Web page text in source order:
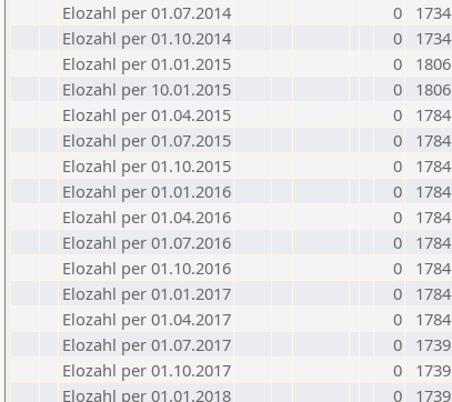
Elozahl per 01.07.2014
0
1734
Elozahl per 01.10.2014
0
1734
Elozahl per 01.01.2015
0
1806
Elozahl per 10.01.2015
0
1806
Elozahl per 01.04.2015
0
1784
Elozahl per 01.07.2015
0
1784
Elozahl per 01.10.2015
0
1784
Elozahl per 01.01.2016
0
1784
Elozahl per 01.04.2016
0
1784
Elozahl per 01.07.2016
0
1784
Elozahl per 01.10.2016
0
1784
Elozahl per 01.01.2017
0
1784
Elozahl per 01.04.2017
0
1784
Elozahl per 01.07.2017
0
1739
Elozahl per 01.10.2017
0
1739
Elozahl per 01.01.2018
0
1739